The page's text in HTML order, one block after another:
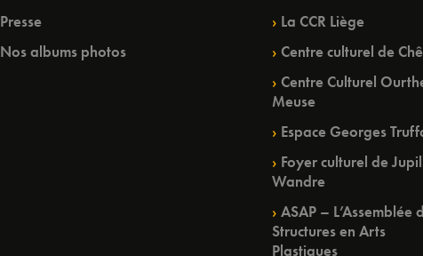
Presse
Nos albums photos
La CCR Liège
Centre culturel de
Centre Culturel
Meuse
Espace Georges
Foyer culturel de
Wandre
ASAP – L’Assemblée
Structures en Arts
Plastiques